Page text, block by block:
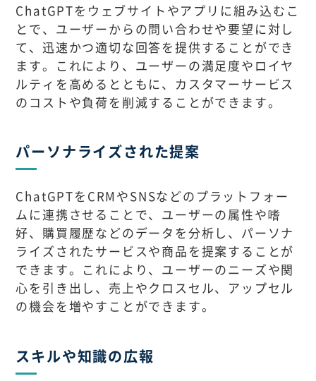
ChatGPTをウェブサイトやアプリに組み込むこ
とで、ユーザーからの問い合わせや要望に対し
て、迅速かつ適切な回答を提供することができ
ます。これにより、ユーザーの満足度やロイヤ
ルティを高めるとともに、カスタマーサービス
のコストや負荷を削減することができます。
パーソナライズされた提案
ChatGPTをCRMやSNSなどのプラットフォー
ムに連携させることで、ユーザーの属性や嗜
好、購買履歴などのデータを分析し、パーソナ
ライズされたサービスや商品を提案することが
できます。これにより、ユーザーのニーズや関
心を引き出し、売上やクロスセル、アップセル
の機会を増やすことができます。
スキルや知識の広報